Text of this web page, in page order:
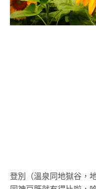
登別（溫泉同地獄谷，